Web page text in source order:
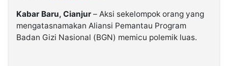
Kabar Baru, Cianjur – Aksi sekelompok orang yang
mengatasnamakan Aliansi Pemantau Program
Badan Gizi Nasional (BGN) memicu polemik luas.